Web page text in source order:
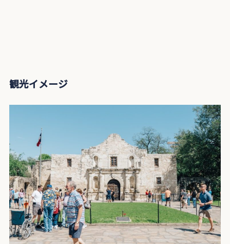
観光イメージ